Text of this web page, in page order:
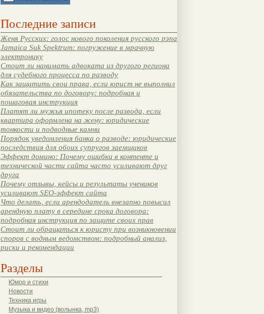
Последние записи
Женя Русских: голос нового поколения русского рэпа
Jamaica Suk Spektrum: погружение в мрачную
электронику
Стоит ли нанимать адвоката из другого региона
для судебного процесса по разводу
Как защитить свои права, если юрист не выполнил
обязательства по договору: подробная и
пошаговая инструкция
Платят ли мужья ипотеку после развода, если
квартира оформлена на жену: юридические
тонкости и подводные камни
Порядок уведомления банка о разводе: юридические
последствия для обоих супругов заемщиков
Эффект домино: Почему ошибки в контенте и
технической части сайта часто усиливают друг
друга
Почему отзывы, кейсы и результаты учеников
усиливают SEO-эффект сайта
Что делать, если арендодатель внезапно повысил
арендную плату в середине срока договора:
подробная инструкция по защите своих прав
Стоит ли обращаться к юристу при возникновении
споров с водным ведомством: подробный анализ,
риски и рекомендации
Разделы
Юмор и стихи
Новости
Техника игры
Музыка и видео (волынка, mp3)